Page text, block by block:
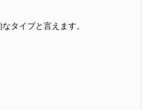
タイプと言えます。